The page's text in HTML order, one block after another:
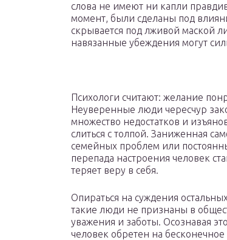
слова не имеют ни капли
момент, были сделаны под
скрывается под лживой маской
навязанные убеждения могут
Психологи считают: желание
Неуверенные люди чересчур
множество недостатков и
слиться с толпой. Заниженная
семейных проблем или
перепада настроения человек
теряет веру в себя.
Опираться на суждения
такие люди не признаны в
уважения и заботы. Осознавая
человек обретен на бесконечное